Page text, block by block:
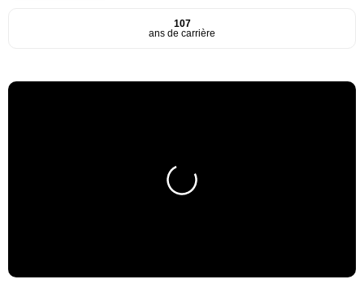
107
ans de carrière